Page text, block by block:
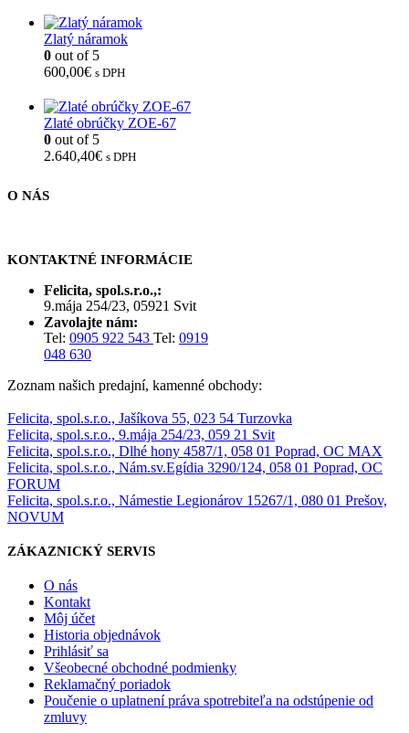
Zlatý náramok
0 out of 5
600,00€ s DPH
Zlaté obrúčky ZOE-67
0 out of 5
2.640,40€ s DPH
O NÁS
KONTAKTNÉ INFORMÁCIE
Felicita, spol.s.r.o.,:
9.mája 254/23, 05921 Svit
Zavolajte nám:
Tel: 0905 922 543 Tel: 0919
048 630
Zoznam našich predajní, kamenné obchody:
Felicita, spol.s.r.o., Jašíkova 55, 023 54 Turzovka
Felicita, spol.s.r.o., 9.mája 254/23, 059 21 Svit
Felicita, spol.s.r.o., Dlhé hony 4587/1, 058 01 Poprad, OC MAX
Felicita, spol.s.r.o., Nám.sv.Egídia 3290/124, 058 01 Poprad, OC
FORUM
Felicita, spol.s.r.o., Námestie Legionárov 15267/1, 080 01 Prešov,
NOVUM
ZÁKAZNICKÝ SERVIS
O nás
Kontakt
Môj účet
Historia objednávok
Prihlásiť sa
Všeobecné obchodné podmienky
Reklamačný poriadok
Poučenie o uplatnení práva spotrebiteľa na odstúpenie od
zmluvy